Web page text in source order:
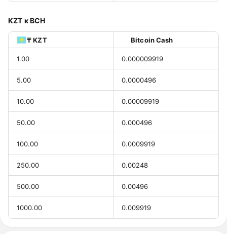
KZT к BCH
₸ KZT Bitcoin Cash
1.00 0.000009919
5.00 0.0000496
10.00 0.00009919
50.00 0.000496
100.00 0.0009919
250.00 0.00248
500.00 0.00496
1000.00 0.009919